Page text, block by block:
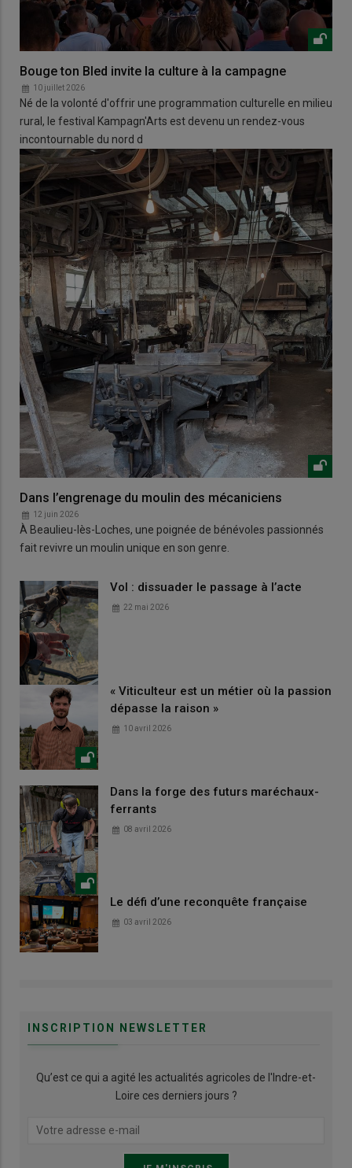
Bouge ton Bled invite la culture à la campagne
10 juillet 2026
Né de la volonté d'offrir une programmation culturelle en milieu
rural, le festival Kampagn'Arts est devenu un rendez-vous
incontournable du nord d
Dans l’engrenage du moulin des mécaniciens
12 juin 2026
À Beaulieu-lès-Loches, une poignée de bénévoles passionnés
fait revivre un moulin unique en son genre.
Vol : dissuader le passage à l’acte
22 mai 2026
« Viticulteur est un métier où la passion
dépasse la raison »
10 avril 2026
Dans la forge des futurs maréchaux-
ferrants
08 avril 2026
Le défi d’une reconquête française
03 avril 2026
INSCRIPTION NEWSLETTER
Qu’est ce qui a agité les actualités agricoles de l'Indre-et-
Loire ces derniers jours ?